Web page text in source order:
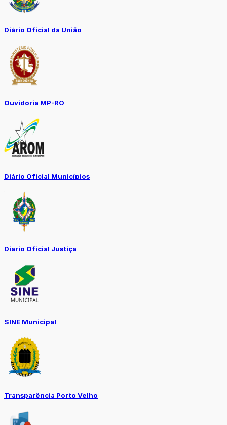
Diário Oficial da União
Ouvidoria MP-RO
Diário Oficial Municípios
Diario Oficial Justiça
SINE Municipal
Transparência Porto Velho